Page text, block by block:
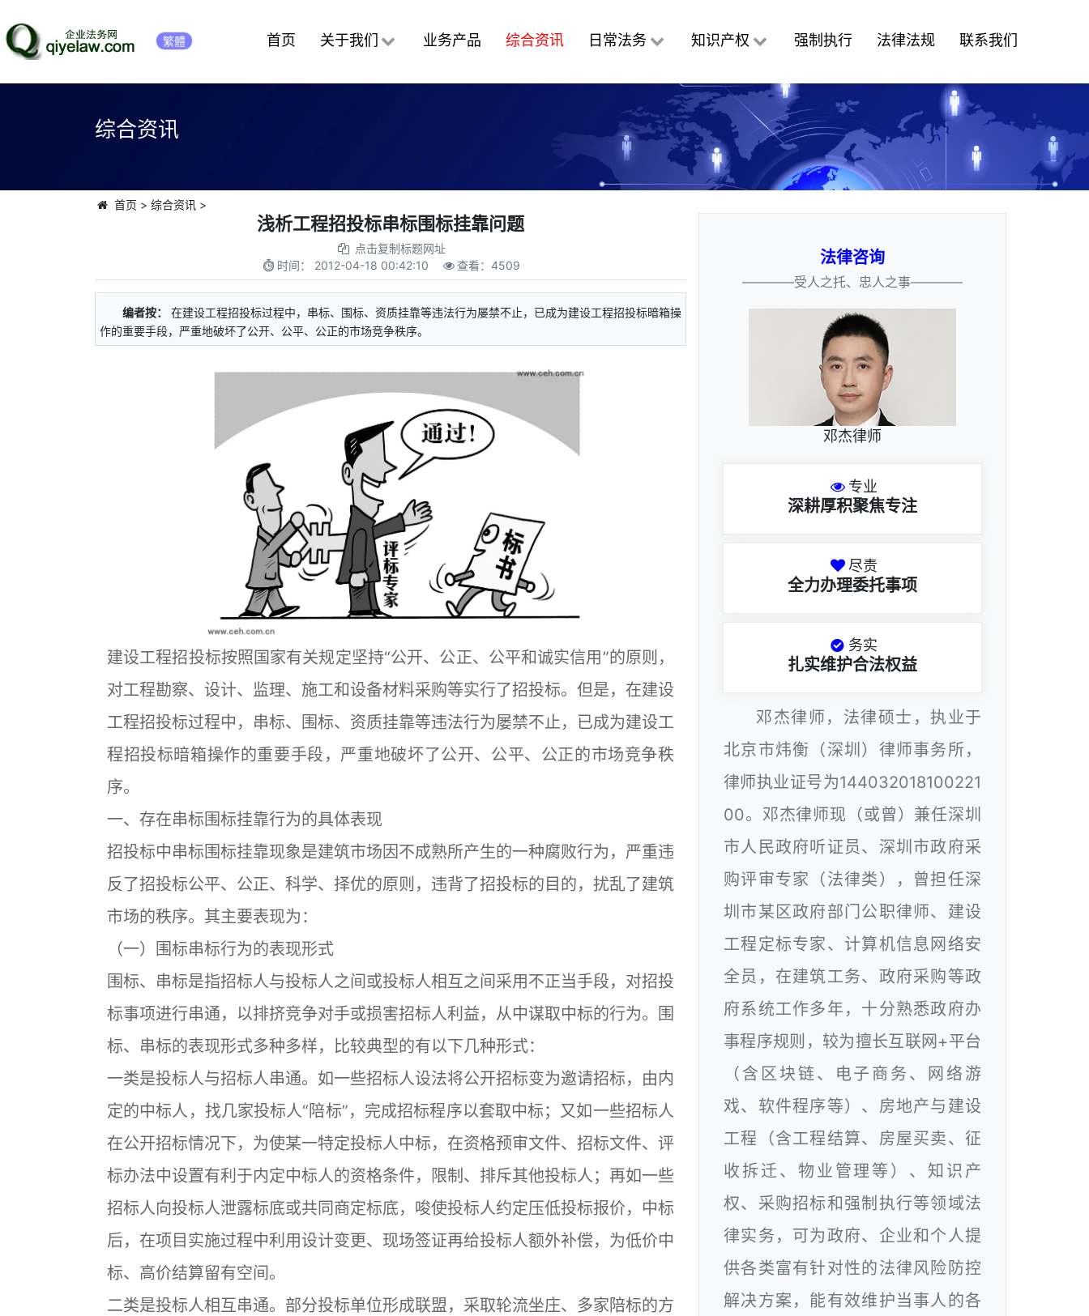
繁體 首页 关于我们 业务产品 综合资讯 日常法务 知识产权 强制执行 法律法规 联系我们
综合资讯
首页 > 综合资讯>
浅析工程招投标串标围标挂靠问题
点击复制标题网址
时间： 2012-04-18 00:42:10 查看：4509
编者按：
在建设工程招投标过程中，串标、围标、资质挂靠等违法行为屡禁不止，已成为建设工程招投标暗箱操
作的重要手段，严重地破坏了公开、公平、公正的市场竞争秩序。
建设工程招投标按照国家有关规定坚持“公开、公正、公平和诚实信用”的原则，
对工程勘察、设计、监理、施工和设备材料采购等实行了招投标。但是，在建设
工程招投标过程中，串标、围标、资质挂靠等违法行为屡禁不止，已成为建设工
程招投标暗箱操作的重要手段，严重地破坏了公开、公平、公正的市场竞争秩
序。
一、存在串标围标挂靠行为的具体表现
招投标中串标围标挂靠现象是建筑市场因不成熟所产生的一种腐败行为，严重违
反了招投标公平、公正、科学、择优的原则，违背了招投标的目的，扰乱了建筑
市场的秩序。其主要表现为：
（一）围标串标行为的表现形式
围标、串标是指招标人与投标人之间或投标人相互之间采用不正当手段，对招投
标事项进行串通，以排挤竞争对手或损害招标人利益，从中谋取中标的行为。围
标、串标的表现形式多种多样，比较典型的有以下几种形式：
一类是投标人与招标人串通。如一些招标人设法将公开招标变为邀请招标，由内
定的中标人，找几家投标人“陪标”，完成招标程序以套取中标；又如一些招标人
在公开招标情况下，为使某一特定投标人中标，在资格预审文件、招标文件、评
标办法中设置有利于内定中标人的资格条件，限制、排斥其他投标人；再如一些
招标人向投标人泄露标底或共同商定标底，唆使投标人约定压低投标报价，中标
后，在项目实施过程中利用设计变更、现场签证再给投标人额外补偿，为低价中
标、高价结算留有空间。
二类是投标人相互串通。部分投标单位形成联盟，采取轮流坐庄、多家陪标的方
法律咨询
————受人之托、忠人之事————
邓杰律师
专业
深耕厚积聚焦专注
尽责
全力办理委托事项
务实
扎实维护合法权益
邓杰律师，法律硕士，执业于
北京市炜衡（深圳）律师事务所，
律师执业证号为144032018100221
00。邓杰律师现（或曾）兼任深圳
市人民政府听证员、深圳市政府采
购评审专家（法律类），曾担任深
圳市某区政府部门公职律师、建设
工程定标专家、计算机信息网络安
全员，在建筑工务、政府采购等政
府系统工作多年，十分熟悉政府办
事程序规则，较为擅长互联网+平台
（含区块链、电子商务、网络游
戏、软件程序等）、房地产与建设
工程（含工程结算、房屋买卖、征
收拆迁、物业管理等）、知识产
权、采购招标和强制执行等领域法
律实务，可为政府、企业和个人提
供各类富有针对性的法律风险防控
解决方案，能有效维护当事人的各